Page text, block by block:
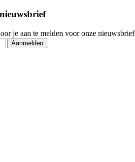
je aan te melden voor onze nieuwsbrief
Aanmelden